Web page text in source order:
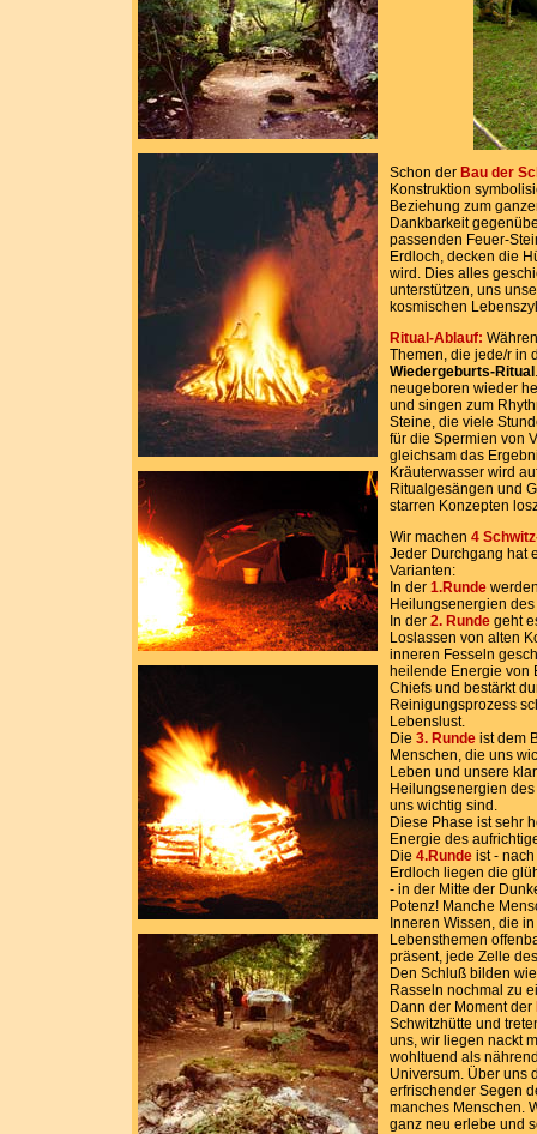
Schon der Bau der
Konstruktion
Beziehung zum
Dankbarkeit
passenden Feuer-
Erdloch, decken die
wird. Dies alles
unterstützen, uns
kosmischen
Ritual-Ablauf:
Themen, die jede/r in
Wiedergeburts-Ritual
neugeboren wieder
und singen zum
Steine, die viele
für die Spermien von
gleichsam das
Kräuterwasser wird
Ritualgesängen und
starren Konzepten
Wir machen 4
Jeder Durchgang hat
Varianten:
In der 1.Runde
Heilungsenergien
In der 2. Runde geht
Loslassen von alten
inneren Fesseln
heilende Energie von
Chiefs und bestärkt
Reinigungsprozess
Lebenslust.
Die 3. Runde ist dem
Menschen, die uns
Leben und unsere
Heilungsenergien
uns wichtig sind.
Diese Phase ist sehr
Energie des
Die 4.Runde ist -
Erdloch liegen die
- in der Mitte der
Potenz! Manche
Inneren Wissen, die
Lebensthemen
präsent, jede Zelle
Den Schluß bilden
Rasseln nochmal zu
Dann der Moment der
Schwitzhütte und
uns, wir liegen nackt
wohltuend als
Universum. Über uns
erfrischender Segen
manches Menschen.
ganz neu erlebe und